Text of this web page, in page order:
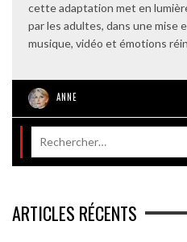
cette adaptation met en
par les adultes, dans une mise
musique, vidéo et émotions
ANNE
ARTICLES RÉCENTS